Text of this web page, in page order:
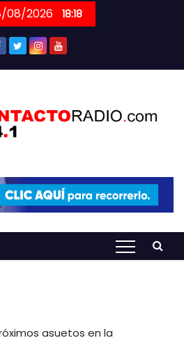
08/2026 18:18
asuetos en la